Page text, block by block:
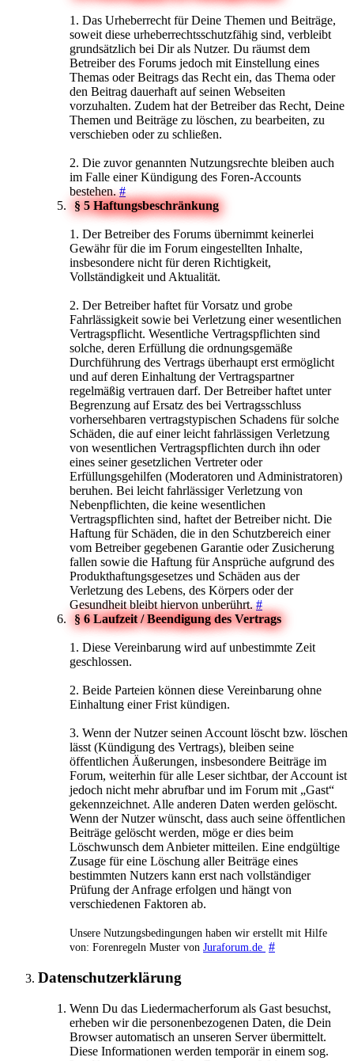
1. Das Urheberrecht für Deine Themen und Beiträge,
soweit diese urheberrechtsschutzfähig sind, verbleibt
grundsätzlich bei Dir als Nutzer. Du räumst dem
Betreiber des Forums jedoch mit Einstellung eines
Themas oder Beitrags das Recht ein, das Thema oder
den Beitrag dauerhaft auf seinen Webseiten
vorzuhalten. Zudem hat der Betreiber das Recht, Deine
Themen und Beiträge zu löschen, zu bearbeiten, zu
verschieben oder zu schließen.
2. Die zuvor genannten Nutzungsrechte bleiben auch
im Falle einer Kündigung des Foren-Accounts
bestehen.#
§ 5 Haftungsbeschränkung
1. Der Betreiber des Forums übernimmt keinerlei
Gewähr für die im Forum eingestellten Inhalte,
insbesondere nicht für deren Richtigkeit,
Vollständigkeit und Aktualität.
2. Der Betreiber haftet für Vorsatz und grobe
Fahrlässigkeit sowie bei Verletzung einer wesentlichen
Vertragspflicht. Wesentliche Vertragspflichten sind
solche, deren Erfüllung die ordnungsgemäße
Durchführung des Vertrags überhaupt erst ermöglicht
und auf deren Einhaltung der Vertragspartner
regelmäßig vertrauen darf. Der Betreiber haftet unter
Begrenzung auf Ersatz des bei Vertragsschluss
vorhersehbaren vertragstypischen Schadens für solche
Schäden, die auf einer leicht fahrlässigen Verletzung
von wesentlichen Vertragspflichten durch ihn oder
eines seiner gesetzlichen Vertreter oder
Erfüllungsgehilfen (Moderatoren und Administratoren)
beruhen. Bei leicht fahrlässiger Verletzung von
Nebenpflichten, die keine wesentlichen
Vertragspflichten sind, haftet der Betreiber nicht. Die
Haftung für Schäden, die in den Schutzbereich einer
vom Betreiber gegebenen Garantie oder Zusicherung
fallen sowie die Haftung für Ansprüche aufgrund des
Produkthaftungsgesetzes und Schäden aus der
Verletzung des Lebens, des Körpers oder der
Gesundheit bleibt hiervon unberührt.#
§ 6 Laufzeit / Beendigung des Vertrags
1. Diese Vereinbarung wird auf unbestimmte Zeit
geschlossen.
2. Beide Parteien können diese Vereinbarung ohne
Einhaltung einer Frist kündigen.
3. Wenn der Nutzer seinen Account löscht bzw. löschen
lässt (Kündigung des Vertrags), bleiben seine
öffentlichen Äußerungen, insbesondere Beiträge im
Forum, weiterhin für alle Leser sichtbar, der Account ist
jedoch nicht mehr abrufbar und im Forum mit „Gast“
gekennzeichnet. Alle anderen Daten werden gelöscht.
Wenn der Nutzer wünscht, dass auch seine öffentlichen
Beiträge gelöscht werden, möge er dies beim
Löschwunsch dem Anbieter mitteilen. Eine endgültige
Zusage für eine Löschung aller Beiträge eines
bestimmten Nutzers kann erst nach vollständiger
Prüfung der Anfrage erfolgen und hängt von
verschiedenen Faktoren ab.
Unsere Nutzungsbedingungen haben wir erstellt mit Hilfe
von: Forenregeln Muster von Juraforum.de #
Datenschutzerklärung
Wenn Du das Liedermacherforum als Gast besuchst,
erheben wir die personenbezogenen Daten, die Dein
Browser automatisch an unseren Server übermittelt.
Diese Informationen werden temporär in einem sog.